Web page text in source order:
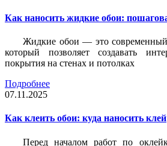
Как наносить жидкие обои:
Жидкие обои — это современный
который позволяет создавать
покрытия на стенах и потолках
Подробнее
07.11.2025
Как клеить обои: куда наносить клей
Перед началом работ по